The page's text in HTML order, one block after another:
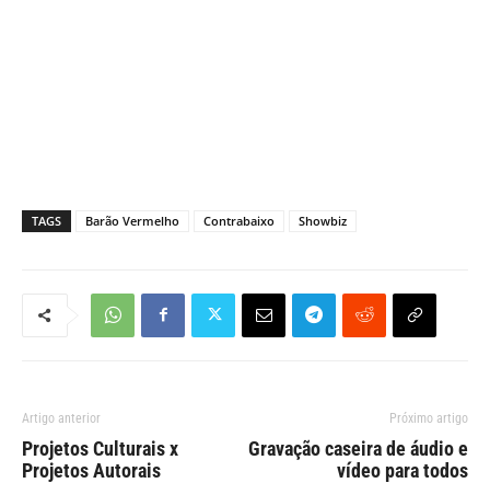
TAGS Barão Vermelho Contrabaixo Showbiz
Artigo anterior
Projetos Culturais x
Projetos Autorais
Próximo artigo
Gravação caseira de áudio e
vídeo para todos